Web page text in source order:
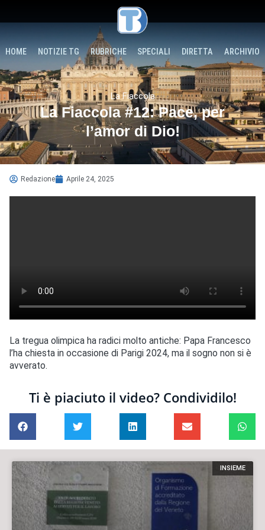
HOME NOTIZIE TG RUBRICHE SPECIALI DIRETTA ARCHIVIO
La Fiaccola
La Fiaccola #12: Pace, per
l’amor di Dio!
Redazione Aprile 24, 2025
La tregua olimpica ha radici molto antiche: Papa Francesco
l’ha chiesta in occasione di Parigi 2024, ma il sogno non si è
avverato.
Ti è piaciuto il video? Condividilo!
INSIEME